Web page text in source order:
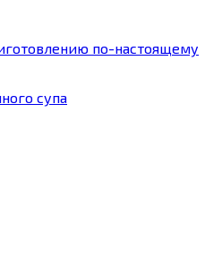
по-настоящему
супа